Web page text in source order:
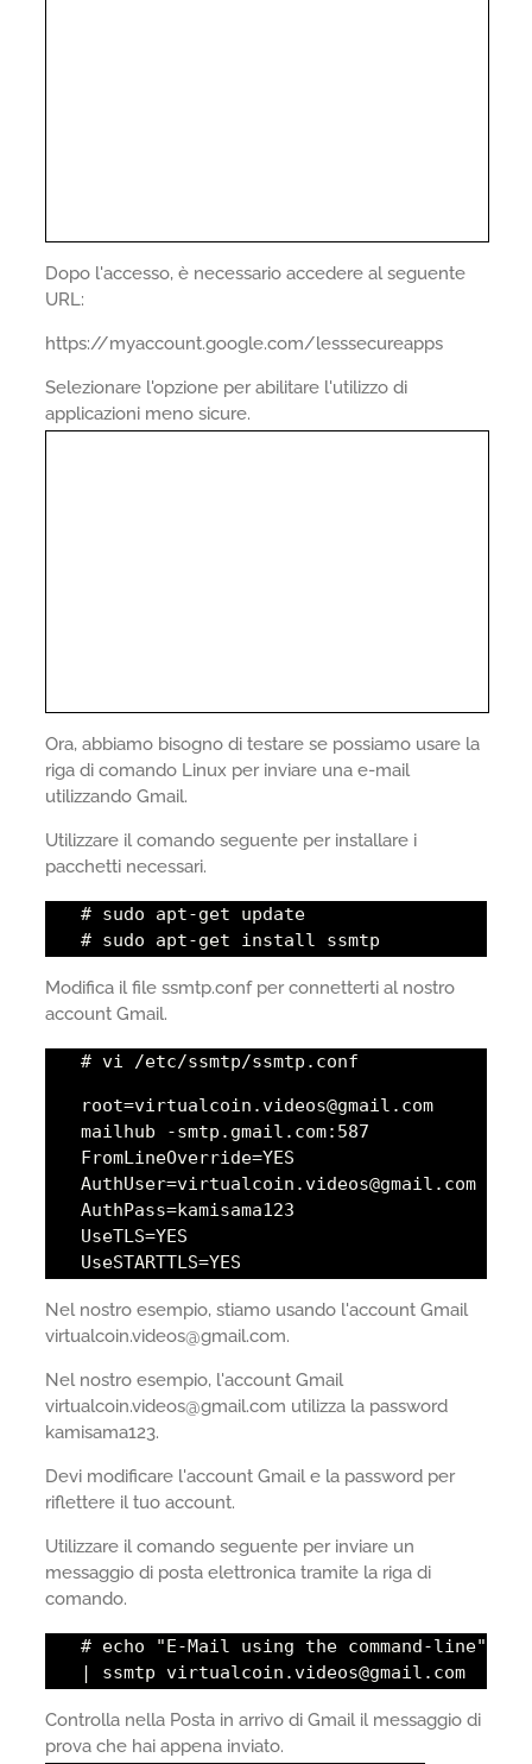
Dopo l'accesso, è necessario accedere al seguente
URL:
https://myaccount.google.com/lesssecureapps
Selezionare l'opzione per abilitare l'utilizzo di
applicazioni meno sicure.
Ora, abbiamo bisogno di testare se possiamo usare la
riga di comando Linux per inviare una e-mail
utilizzando Gmail.
Utilizzare il comando seguente per installare i
pacchetti necessari.
# sudo apt-get update
# sudo apt-get install ssmtp
Modifica il file ssmtp.conf per connetterti al nostro
account Gmail.
# vi /etc/ssmtp/ssmtp.conf
root=virtualcoin.videos@gmail.com
mailhub -smtp.gmail.com:587
FromLineOverride=YES
AuthUser=virtualcoin.videos@gmail.com
AuthPass=kamisama123
UseTLS=YES
UseSTARTTLS=YES
Nel nostro esempio, stiamo usando l'account Gmail
virtualcoin.videos@gmail.com.
Nel nostro esempio, l'account Gmail
virtualcoin.videos@gmail.com utilizza la password
kamisama123.
Devi modificare l'account Gmail e la password per
riflettere il tuo account.
Utilizzare il comando seguente per inviare un
messaggio di posta elettronica tramite la riga di
comando.
# echo "E-Mail using the command-line"
| ssmtp virtualcoin.videos@gmail.com
Controlla nella Posta in arrivo di Gmail il messaggio di
prova che hai appena inviato.